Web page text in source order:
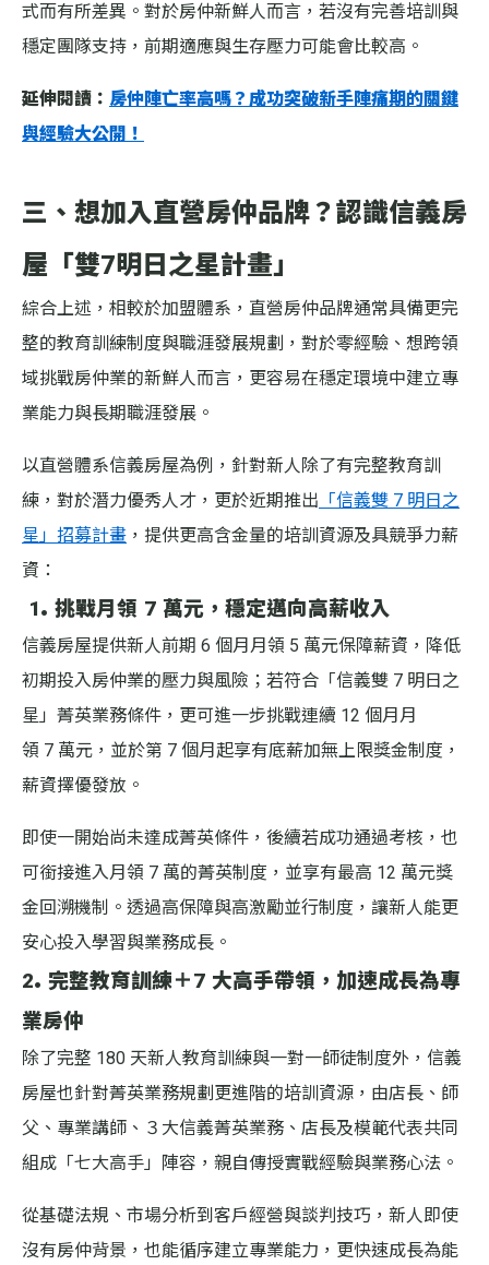
式而有所差異。對於房仲新鮮人而言，若沒有完善培訓與
穩定團隊支持，前期適應與生存壓力可能會比較高。
延伸閱讀： 房仲陣亡率高嗎？成功突破新手陣痛期的關鍵
與經驗大公開！
三、想加入直營房仲品牌？認識信義房
屋「雙7明日之星計畫」
綜合上述，相較於加盟體系，直營房仲品牌通常具備更完
整的教育訓練制度與職涯發展規劃，對於零經驗、想跨領
域挑戰房仲業的新鮮人而言，更容易在穩定環境中建立專
業能力與長期職涯發展。
以直營體系信義房屋為例，針對新人除了有完整教育訓
練，對於潛力優秀人才，更於近期推出 「信義雙 7 明日之
星」招募計畫 ，提供更高含金量的培訓資源及具競爭力薪
資：
1. 挑戰月領 7 萬元，穩定邁向高薪收入
信義房屋提供新人前期 6 個月月領 5 萬元保障薪資，降低
初期投入房仲業的壓力與風險；若符合「信義雙 7 明日之
星」菁英業務條件，更可進一步挑戰連續 12 個月月
領 7 萬元，並於第 7 個月起享有底薪加無上限獎金制度，
薪資擇優發放。
即使一開始尚未達成菁英條件，後續若成功通過考核，也
可銜接進入月領 7 萬的菁英制度，並享有最高 12 萬元獎
金回溯機制。透過高保障與高激勵並行制度，讓新人能更
安心投入學習與業務成長。
2. 完整教育訓練＋7 大高手帶領，加速成長為專
業房仲
除了完整 180 天新人教育訓練與一對一師徒制度外，信義
房屋也針對菁英業務規劃更進階的培訓資源，由店長、師
父、專業講師、３大信義菁英業務、店長及模範代表共同
組成「七大高手」陣容，親自傳授實戰經驗與業務心法。
從基礎法規、市場分析到客戶經營與談判技巧，新人即使
沒有房仲背景，也能循序建立專業能力，更快速成長為能